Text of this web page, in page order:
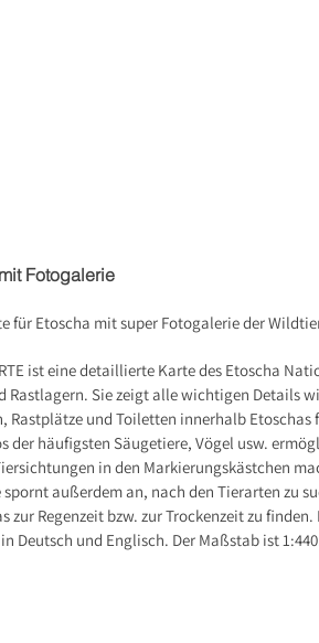
Fotogalerie
für Etoscha mit super Fotogalerie der
ist eine detaillierte Karte des Etoscha
Rastlagern. Sie zeigt alle wichtigen Details
Rastplätze und Toiletten innerhalb
der häufigsten Säugetiere, Vögel usw.
in den Markierungskästchen
spornt außerdem an, nach den Tierarten zu
zur Regenzeit bzw. zur Trockenzeit zu
Deutsch und Englisch. Der Maßstab ist